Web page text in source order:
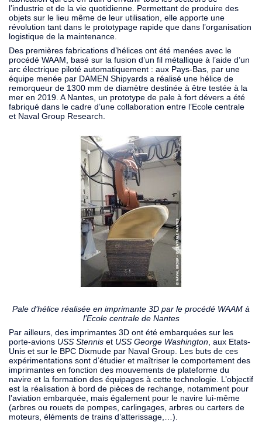
l’industrie et de la vie quotidienne. Permettant de produire des
objets sur le lieu même de leur utilisation, elle apporte une
révolution tant dans le prototypage rapide que dans l’organisation
logistique de la maintenance.
Des premières fabrications d’hélices ont été menées avec le
procédé WAAM, basé sur la fusion d’un fil métallique à l’aide d’un
arc électrique piloté automatiquement : aux Pays-Bas, par une
équipe menée par DAMEN Shipyards a réalisé une hélice de
remorqueur de 1300 mm de diamètre destinée à être testée à la
mer en 2019. A Nantes, un prototype de pale à fort dévers a été
fabriqué dans le cadre d’une collaboration entre l’Ecole centrale
et Naval Group Research.
Pale d’hélice réalisée en imprimante 3D par le procédé WAAM à
l’Ecole centrale de Nantes
Par ailleurs, des imprimantes 3D ont été embarquées sur les
porte-avions USS Stennis et USS George Washington , aux Etats-
Unis et sur le BPC Dixmude par Naval Group. Les buts de ces
expérimentations sont d’étudier et maîtriser le comportement des
imprimantes en fonction des mouvements de plateforme du
navire et la formation des équipages à cette technologie. L’objectif
est la réalisation à bord de pièces de rechange, notamment pour
l’aviation embarquée, mais également pour le navire lui-même
(arbres ou rouets de pompes, carlingages, arbres ou carters de
moteurs, éléments de trains d’atterissage,…).